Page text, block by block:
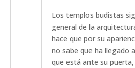
Los templos budistas
general de la
hace que por su
no sabe que ha llegado
que está ante su